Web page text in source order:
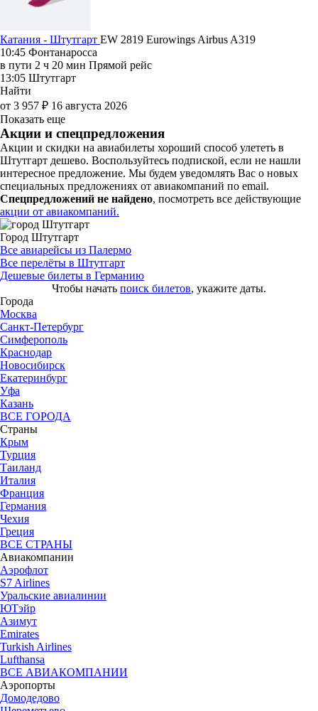
Катания - Штутгарт EW 2819 Eurowings Airbus A319
10:45 Фонтанаросса
в пути 2 ч 20 мин Прямой рейс
13:05 Штутгарт
Найти
от 3 957 ₽ 16 августа 2026
Показать еще
Акции и спецпредложения
Акции и скидки на авиабилеты хороший способ улететь в
Штутгарт дешево. Воспользуйтесь подпиской, если не нашли
интересное предложение. Мы будем уведомлять Вас о новых
специальных предложениях от авиакомпаний по email.
Спецпредложений не найдено, посмотреть все действующие
акции от авиакомпаний.
Город Штутгарт
Все авиарейсы из Палермо
Все перелёты в Штутгарт
Дешевые билеты в Германию
Чтобы начать поиск билетов, укажите даты.
Города
Москва
Санкт-Петербург
Симферополь
Краснодар
Новосибирск
Екатеринбург
Уфа
Казань
ВСЕ ГОРОДА
Страны
Крым
Турция
Таиланд
Италия
Франция
Германия
Чехия
Греция
ВСЕ СТРАНЫ
Авиакомпании
Аэрофлот
S7 Airlines
Уральские авиалинии
ЮТэйр
Азимут
Emirates
Turkish Airlines
Lufthansa
ВСЕ АВИАКОМПАНИИ
Аэропорты
Домодедово